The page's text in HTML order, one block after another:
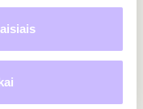
skaičiai vos
vis dar
orui. „Didelė